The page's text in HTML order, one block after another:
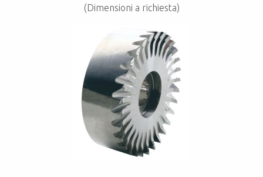
(Dimensioni a richiesta)